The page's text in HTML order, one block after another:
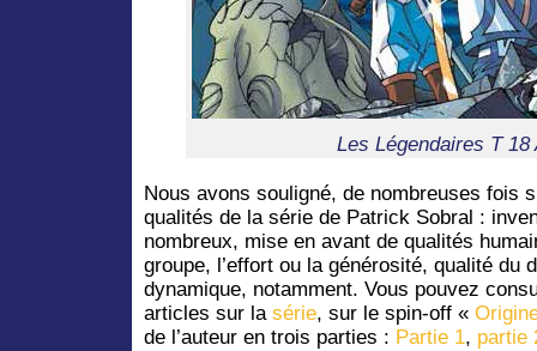
Les Légendaires T 18
Nous avons souligné, de nombreuses fois
qualités de la série de Patrick Sobral :
nombreux, mise en avant de qualités
groupe, l’effort ou la générosité, qualité du
dynamique, notamment. Vous pouvez
articles sur la série, sur le spin-off «
de l’auteur en trois parties : Partie 1, partie